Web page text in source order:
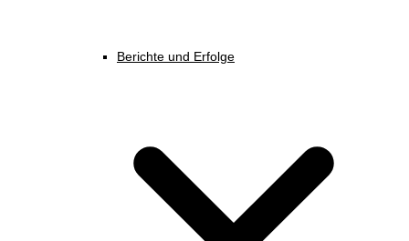
Berichte und Erfolge